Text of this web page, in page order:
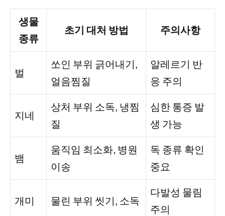
생물
종류
초기 대처 방법 주의사항
벌
쏘인 부위 긁어내기,
얼음찜질
알레르기 반
응 주의
지네
상처 부위 소독, 냉찜
질
심한 통증 발
생 가능
뱀
움직임 최소화, 병원
이송
독 종류 확인
중요
개미 물린 부위 씻기, 소독
다발성 물림
주의